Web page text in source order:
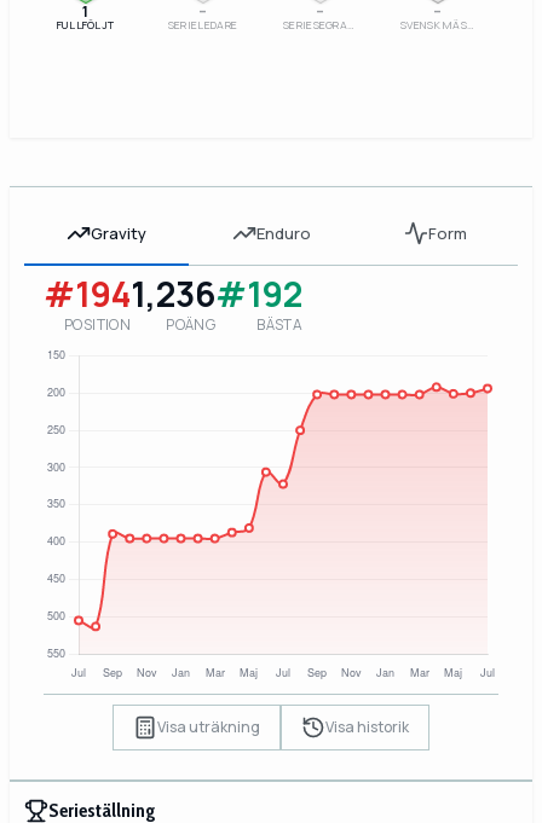
Gravity Enduro Form
#194
POSITION
1,236
POÄNG
#192
BÄSTA
Visa uträkning Visa historik
Serieställning
1
FULLFÖLJT
–
SERIELEDARE
–
SERIESEGRARE
–
SVENSK MÄSTARE